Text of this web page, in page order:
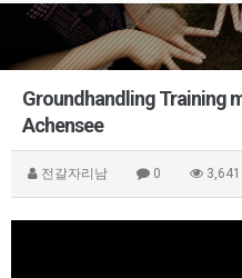
Groundhandling Training
Achensee
전갈자리남 0 3,641